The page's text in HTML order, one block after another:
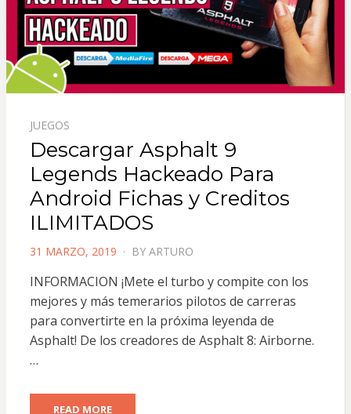
JUEGOS
Descargar Asphalt 9
Legends Hackeado Para
Android Fichas y Creditos
ILIMITADOS
POSTED
31 MARZO, 2019 BY ARTURO
INFORMACION ¡Mete el turbo y compite con los
mejores y más temerarios pilotos de carreras
para convertirte en la próxima leyenda de
Asphalt! De los creadores de Asphalt 8: Airborne.
…
READ MORE